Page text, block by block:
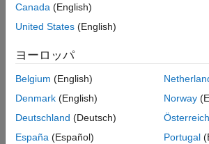
るには、サービスを開始してから
続する必要があります。
永続性サービスが既に開始されてい
出す必要はありません。代わりに、
detach
は
ります。
Canada (English)
United States (English)
ヨーロッパ
Belgium (English)
Denmark (English)
Deutschland (Deutsch)
España (Español)
Norway
Österreich
Portugal